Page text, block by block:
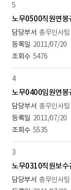
5
노무0500직원연봉
총무인사팀
2011/07/20
5476
4
노무0400임원연봉
총무인사팀
2011/07/20
5535
3
노무0310직원보수
총무인사팀